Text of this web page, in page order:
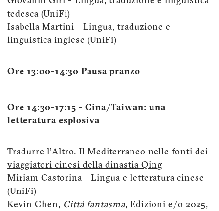
tedesca (UniFi)
Isabella Martini - Lingua, traduzione e
linguistica inglese (UniFi)
Ore 13:00-14:30 Pausa pranzo
Ore 14:30-17:15 - Cina/Taiwan: una
letteratura esplosiva
Tradurre l’Altro. Il Mediterraneo nelle fonti dei
viaggiatori cinesi della dinastia Qing
Miriam Castorina - Lingua e letteratura cinese
(UniFi)
Kevin Chen, Città fantasma, Edizioni e/o 2025,